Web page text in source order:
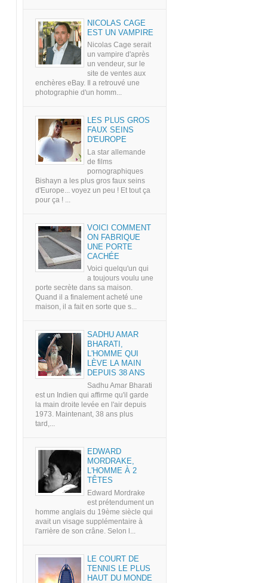
NICOLAS CAGE
EST UN VAMPIRE
Nicolas Cage serait
un vampire d'après
un vendeur, sur le
site de ventes aux
enchères eBay. Il a retrouvé une
photographie d'un homm...
LES PLUS GROS
FAUX SEINS
D'EUROPE
La star allemande
de films
pornographiques
Bishayn a les plus gros faux seins
d'Europe... voyez un peu ! Et tout ça
pour ça ! ...
VOICI COMMENT
ON FABRIQUE
UNE PORTE
CACHÉE
Voici quelqu'un qui
a toujours voulu une
porte secrète dans sa maison.
Quand il a finalement acheté une
maison, il a fait en sorte que s...
SADHU AMAR
BHARATI,
L'HOMME QUI
LÈVE LA MAIN
DEPUIS 38 ANS
Sadhu Amar Bharati
est un Indien qui affirme qu'il garde
la main droite levée en l'air depuis
1973. Maintenant, 38 ans plus
tard,...
EDWARD
MORDRAKE,
L'HOMME À 2
TÊTES
Edward Mordrake
est prétendument un
homme anglais du 19ème siècle qui
avait un visage supplémentaire à
l'arrière de son crâne. Selon l...
LE COURT DE
TENNIS LE PLUS
HAUT DU MONDE